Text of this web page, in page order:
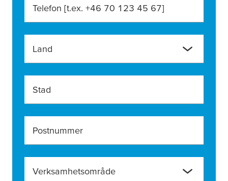
Telefon [t.ex. +46 70 123 45 67]
Land
Stad
Postnummer
Verksamhetsområde